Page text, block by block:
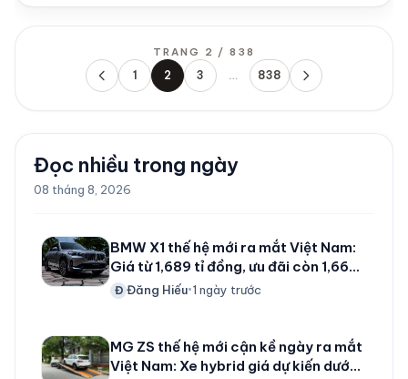
TRANG 2 / 838
Trước 1 2 3 … 838 Sau
Đọc nhiều trong ngày
08 tháng 8, 2026
BMW X1 thế hệ mới ra mắt Việt Nam:
Giá từ 1,689 tỉ đồng, ưu đãi còn 1,668
tỉ đồng cho 80 khách đầu tiên, dùng
Đ Đăng Hiếu•1 ngày trước
MG ZS thế hệ mới cận kề ngày ra mắt
Việt Nam: Xe hybrid giá dự kiến dưới